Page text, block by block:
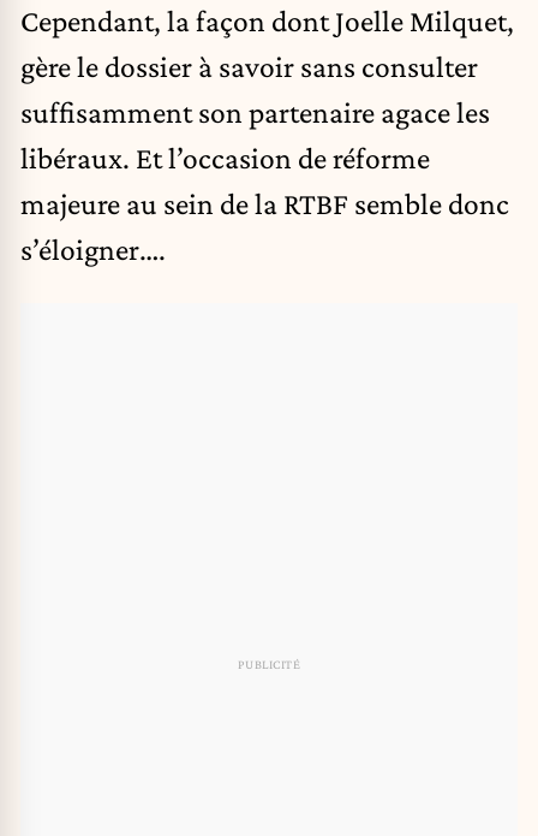
Cependant, la façon dont Joelle Milquet,
gère le dossier à savoir sans consulter
suffisamment son partenaire agace les
libéraux. Et l’occasion de réforme
majeure au sein de la RTBF semble donc
s’éloigner….